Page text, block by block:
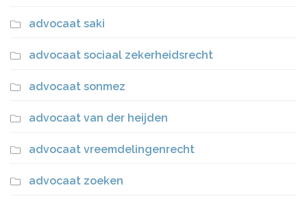
advocaat saki
advocaat sociaal zekerheidsrecht
advocaat sonmez
advocaat van der heijden
advocaat vreemdelingenrecht
advocaat zoeken